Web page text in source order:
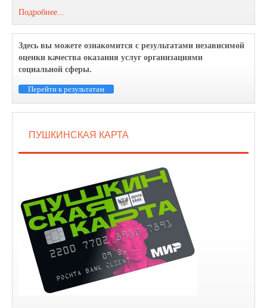
Подробнее...
Здесь вы можете ознакомится с результатами независимой
оценки качества оказания услуг организациями
социальной сферы.
Перейти к результатам
ПУШКИНСКАЯ КАРТА